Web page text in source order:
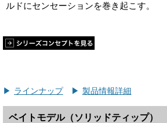
ルドにセンセーションを巻き起こす。
ラインナップ 製品情報詳細
ベイトモデル（ソリッドティップ）